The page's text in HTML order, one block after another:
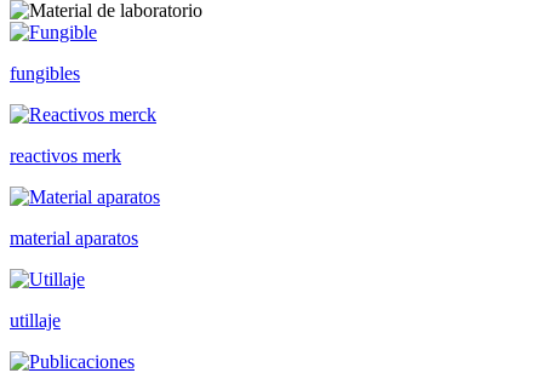
fungibles
reactivos merk
material aparatos
utillaje